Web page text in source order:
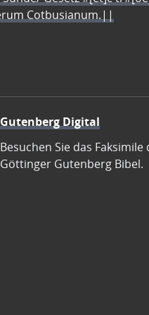
Cotbusianum.||
Gutenberg Digital
Besuchen Sie das Faksimile
Göttinger Gutenberg Bibel.